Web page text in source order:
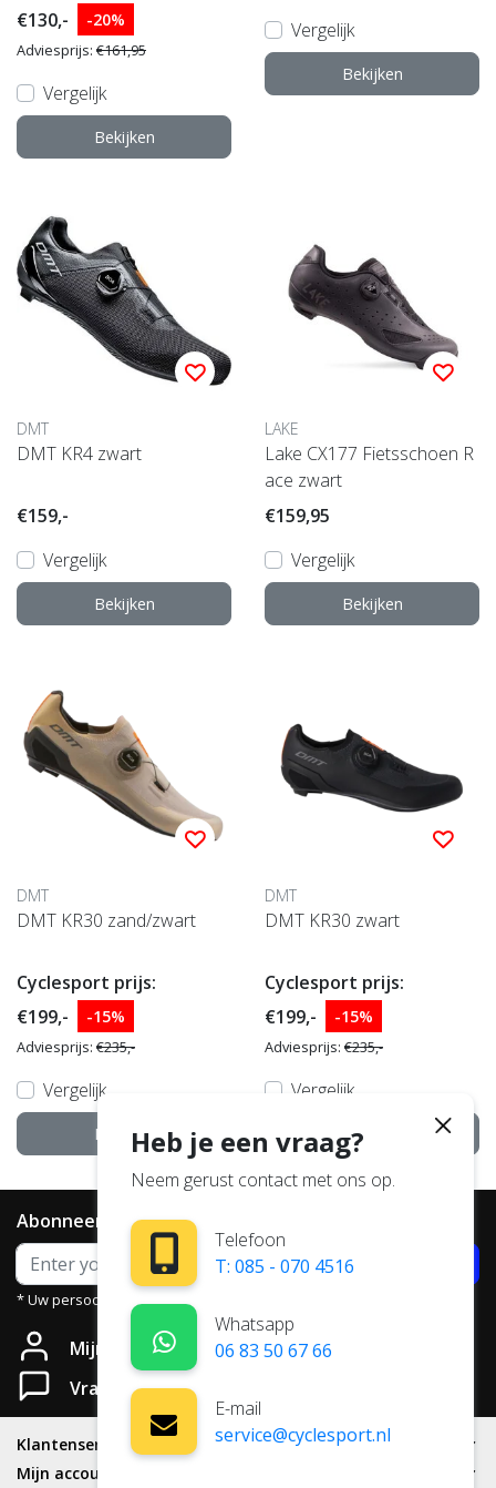
€130,-
-20%
Adviesprijs: €161,95
Vergelijk
Bekijken
Vergelijk
Bekijken
DMT
DMT KR4 zwart
€159,-
Vergelijk
Bekijken
LAKE
Lake CX177 Fietsschoen R
ace zwart
€159,95
Vergelijk
Bekijken
DMT
DMT KR30 zand/zwart
Cyclesport prijs:
€199,-
-15%
Adviesprijs: €235,-
Vergelijk
Bekijken
DMT
DMT KR30 zwart
Cyclesport prijs:
€199,-
-15%
Adviesprijs: €235,-
Vergelijk
Bekijken
Abonneer je op onze nieuwsbrief
* Uw persoonsgegevens worden niet aan derden verstrekt.
Mijn account
Vragen?
Klantenservice
Mijn account
Heb je een vraag?
Neem gerust contact met ons op.
Telefoon
T: 085 - 070 4516
Whatsapp
06 83 50 67 66
E-mail
service@cyclesport.nl